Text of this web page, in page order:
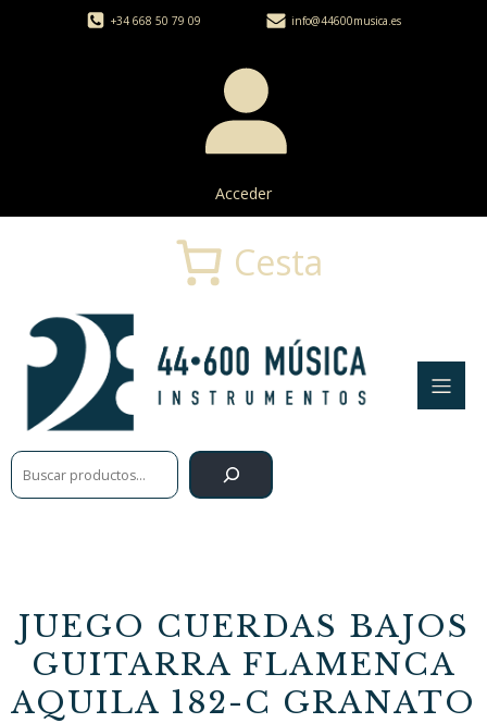
+34 668 50 79 09 info@44600musica.es
Acceder
Buscar
Cesta
JUEGO CUERDAS BAJOS
GUITARRA FLAMENCA
AQUILA 182-C GRANATO